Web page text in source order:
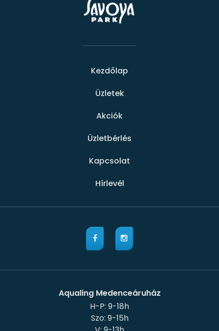
Kezdőlap
Üzletek
Akciók
Üzletbérlés
Kapcsolat
Hírlevél
Aqualing Medenceáruház
H-P: 9-18h
Szo: 9-15h